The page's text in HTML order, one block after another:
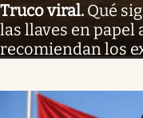
Truco viral. Qué
las llaves en
recomiendan los